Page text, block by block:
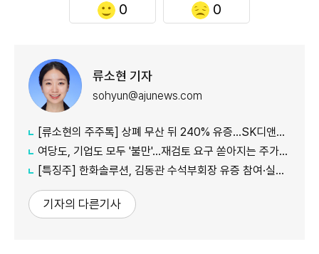
0 0
류소현 기자
sohyun@ajunews.com
[류소현의 주주톡] 상폐 무산 뒤 240% 유증…SK디앤디는 주주를 설득했나?
여당도, 기업도 모두 '불만'...재검토 요구 쏟아지는 주가누르기 방지 세제개편안
[특징주] 한화솔루션, 김동관 수석부회장 유증 참여·실적 개선 기대에 16% 강세
기자의 다른기사